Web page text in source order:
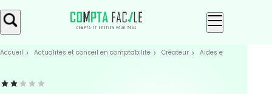
Skip
to
Aller au
contenu
Accueil Actualités et conseil en comptabilité Créateur Aides et Financements